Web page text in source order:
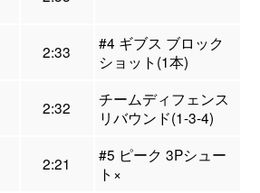
2:33
#4 ギブス ブロック
ショット(1本)
2:32
チームディフェンス
リバウンド(1-3-4)
2:21
#5 ピーク 3Pシュー
ト×